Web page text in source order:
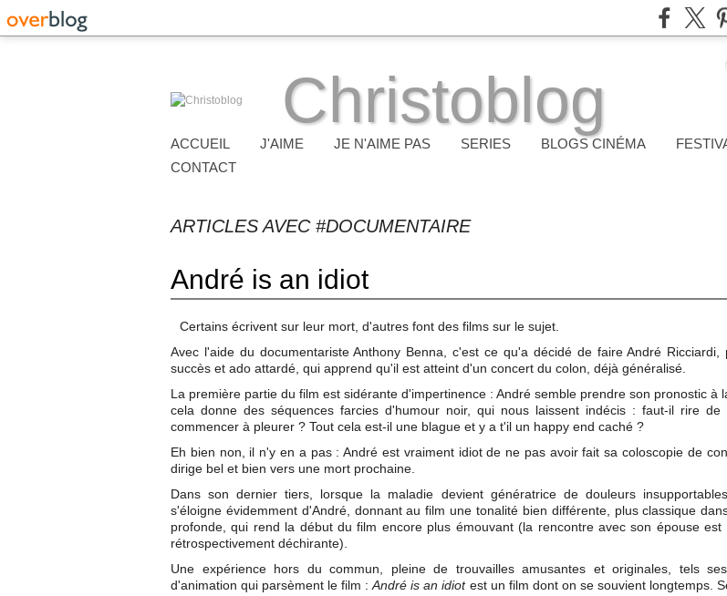
Christoblog
ACCUEIL J'AIME JE N'AIME PAS SERIES BLOGS CINÉMA
CONTACT
ARTICLES AVEC #DOCUMENTAIRE
André is an idiot
Certains écrivent sur leur mort, d'autres font des films sur le sujet.
Avec l'aide du documentariste Anthony Benna, c'est ce qu'a décidé de faire André Ricciardi,
succès et ado attardé, qui apprend qu'il est atteint d'un concert du colon, déjà généralisé.
La première partie du film est sidérante d'impertinence : André semble prendre son pronostic à
cela donne des séquences farcies d'humour noir, qui nous laissent indécis : faut-il rire de
commencer à pleurer ? Tout cela est-il une blague et y a t'il un happy end caché ?
Eh bien non, il n'y en a pas : André est vraiment idiot de ne pas avoir fait sa coloscopie de
dirige bel et bien vers une mort prochaine.
Dans son dernier tiers, lorsque la maladie devient génératrice de douleurs
s'éloigne évidemment d'André, donnant au film une tonalité bien différente, plus classique
profonde, qui rend la début du film encore plus émouvant (la rencontre avec son épouse est
rétrospectivement déchirante).
Une expérience hors du commun, pleine de trouvailles amusantes et originales, tels
d'animation qui parsèment le film :André is an idiot est un film dont on se souvient longtemps.